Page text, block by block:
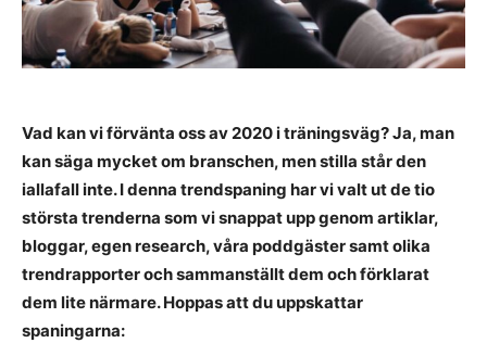
Vad kan vi förvänta oss av 2020 i träningsväg? Ja, man
kan säga mycket om branschen, men stilla står den
iallafall inte. I denna trendspaning har vi valt ut de tio
största trenderna som vi snappat upp genom artiklar,
bloggar, egen research, våra poddgäster samt olika
trendrapporter och sammanställt dem och förklarat
dem lite närmare. Hoppas att du uppskattar
spaningarna: